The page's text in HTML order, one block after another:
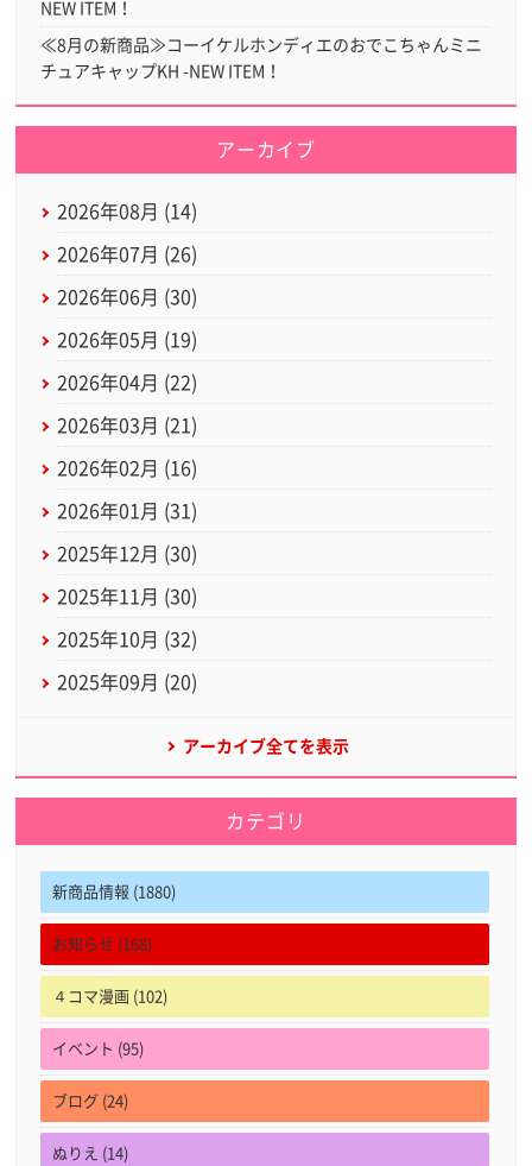
NEW ITEM！
≪8月の新商品≫コーイケルホンディエのおでこちゃんミニ
チュアキャップKH -NEW ITEM！
アーカイブ
2026年08月 (14)
2026年07月 (26)
2026年06月 (30)
2026年05月 (19)
2026年04月 (22)
2026年03月 (21)
2026年02月 (16)
2026年01月 (31)
2025年12月 (30)
2025年11月 (30)
2025年10月 (32)
2025年09月 (20)
アーカイブ全てを表示
カテゴリ
新商品情報 (1880)
お知らせ (168)
４コマ漫画 (102)
イベント (95)
ブログ (24)
ぬりえ (14)